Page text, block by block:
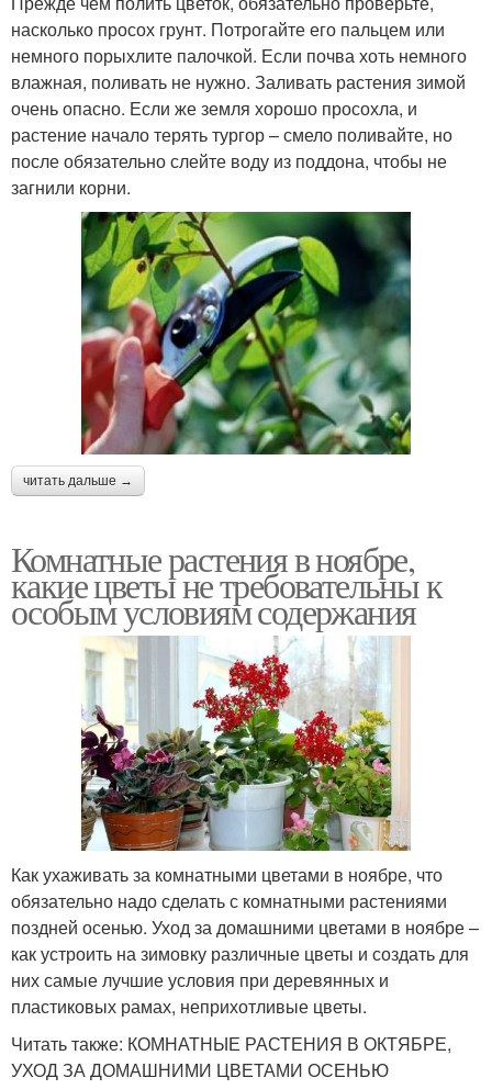
насколько просох грунт. Потрогайте его пальцем или
немного порыхлите палочкой. Если почва хоть немного
влажная, поливать не нужно. Заливать растения зимой
очень опасно. Если же земля хорошо просохла, и
растение начало терять тургор – смело поливайте, но
после обязательно слейте воду из поддона, чтобы не
загнили корни.
читать дальше →
Комнатные растения в ноябре,
какие цветы не требовательны к
особым условиям содержания
Как ухаживать за комнатными цветами в ноябре, что
обязательно надо сделать с комнатными растениями
поздней осенью. Уход за домашними цветами в ноябре –
как устроить на зимовку различные цветы и создать для
них самые лучшие условия при деревянных и
пластиковых рамах, неприхотливые цветы.
Читать также: КОМНАТНЫЕ РАСТЕНИЯ В ОКТЯБРЕ,
УХОД ЗА ДОМАШНИМИ ЦВЕТАМИ ОСЕНЬЮ